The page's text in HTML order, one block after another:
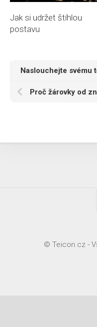
Jak si udržet štíhlou
postavu
Naslouchejte svému
Proč žárovky od
© Teicon.cz -